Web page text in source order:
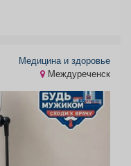
Медицина и здоровье
Междуреченск